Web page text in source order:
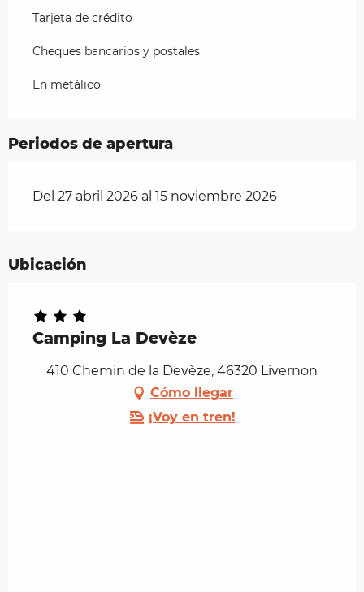
Tarjeta de crédito
Cheques bancarios y postales
En metálico
Periodos de apertura
Del 27 abril 2026 al 15 noviembre 2026
Ubicación
Camping La Devèze
410 Chemin de la Devèze, 46320 Livernon
Cómo llegar
¡Voy en tren!